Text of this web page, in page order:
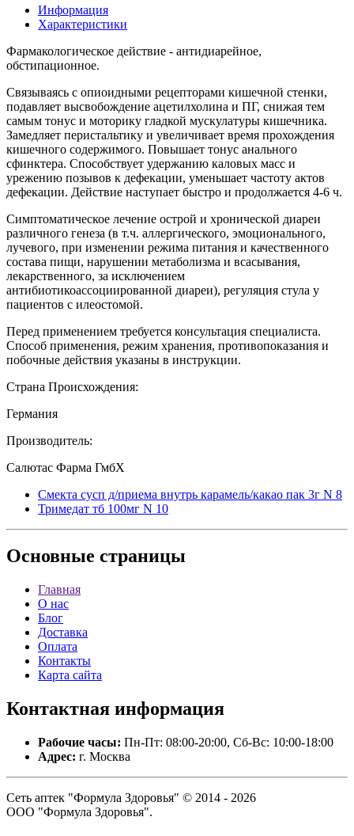
Информация
Характеристики
Фармакологическое действие - антидиарейное,
обстипационное.
Связываясь с опиоидными рецепторами кишечной стенки,
подавляет высвобождение ацетилхолина и ПГ, снижая тем
самым тонус и моторику гладкой мускулатуры кишечника.
Замедляет перистальтику и увеличивает время прохождения
кишечного содержимого. Повышает тонус анального
сфинктера. Способствует удержанию каловых масс и
урежению позывов к дефекации, уменьшает частоту актов
дефекации. Действие наступает быстро и продолжается 4-6 ч.
Симптоматическое лечение острой и хронической диареи
различного генеза (в т.ч. аллергического, эмоционального,
лучевого, при изменении режима питания и качественного
состава пищи, нарушении метаболизма и всасывания,
лекарственного, за исключением
антибиотикоассоциированной диареи), регуляция стула у
пациентов с илеостомой.
Перед применением требуется консультация специалиста.
Способ применения, режим хранения, противопоказания и
побочные действия указаны в инструкции.
Страна Происхождения:
Германия
Производитель:
Салютас Фарма ГмбХ
Смекта сусп д/приема внутрь карамель/какао пак 3г N 8
Тримедат тб 100мг N 10
Основные страницы
Главная
О нас
Блог
Доставка
Оплата
Контакты
Карта сайта
Контактная информация
Рабочие часы: Пн-Пт: 08:00-20:00, Сб-Вс: 10:00-18:00
Адрес: г. Москва
Сеть аптек "Формула Здоровья" © 2014 - 2026
ООО "Формула Здоровья".